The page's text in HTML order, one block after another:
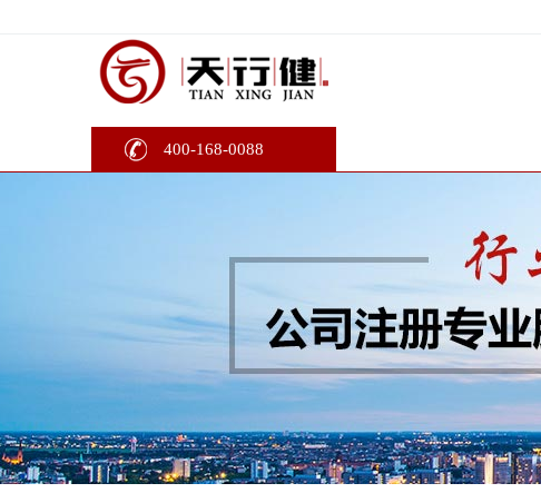
400-168-0088